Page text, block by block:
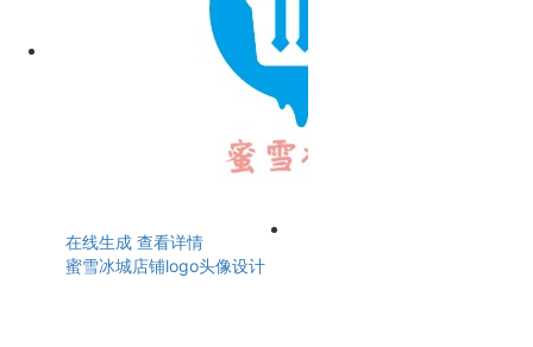
在线生成 查看详情
蜜雪冰城店铺logo头像设计